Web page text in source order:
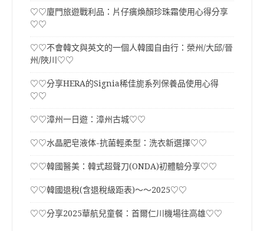
♡♡廈門旅遊戰利品：片仔癀煥顏珍珠霜使用心得分享
♡♡
♡♡不會韓文與英文的一個人韓國自由行：榮州/大邱/晉
州/陜川♡♡
♡♡分享HERA的Signia稀佳旎系列保養品使用心得
♡♡
♡♡漳州一日遊：漳州古城♡♡
♡♡水晶肥皂液体-抗菌輕柔型：洗衣新選擇♡♡
♡♡韓國醫美：韓式超聲刀(ONDA)初體驗分享♡♡
♡♡韓國退稅(含退稅級距表)～～2025♡♡
♡♡分享2025華航兒童餐：首爾仁川機場往高雄♡♡